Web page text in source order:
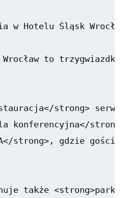
w Hotelu Śląsk
Wrocław to
strong>
konferencyjna</
strong>, gdzie goście
także